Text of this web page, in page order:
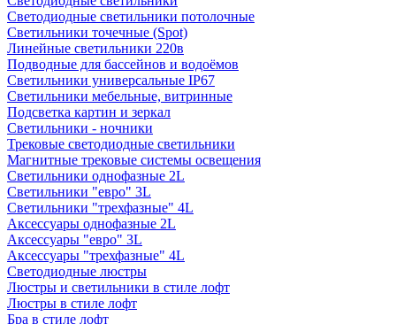
Светодиодные светильники потолочные
Светильники точечные (Spot)
Линейные светильники 220в
Подводные для бассейнов и водоёмов
Светильники универсальные IP67
Светильники мебельные, витринные
Подсветка картин и зеркал
Светильники - ночники
Трековые светодиодные светильники
Магнитные трековые системы освещения
Светильники однофазные 2L
Светильники "евро" 3L
Светильники "трехфазные" 4L
Аксессуары однофазные 2L
Аксессуары "евро" 3L
Аксессуары "трехфазные" 4L
Светодиодные люстры
Люстры и светильники в стиле лофт
Люстры в стиле лофт
Бра в стиле лофт